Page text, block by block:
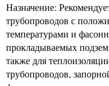
Назначение:
трубопроводов с
температурами и
прокладываемых
также для
трубопроводов,